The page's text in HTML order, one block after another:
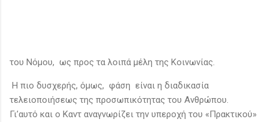
του Νόμου, ως προς τα λοιπά μέλη της Κοινωνίας.
Η πιο δυσχερής, όμως, φάση είναι η διαδικασία
τελειοποιήσεως της προσωπικότητας του Ανθρώπου.
Γι’αυτό και ο Καντ αναγνωρίζει την υπεροχή του «Πρακτικού»